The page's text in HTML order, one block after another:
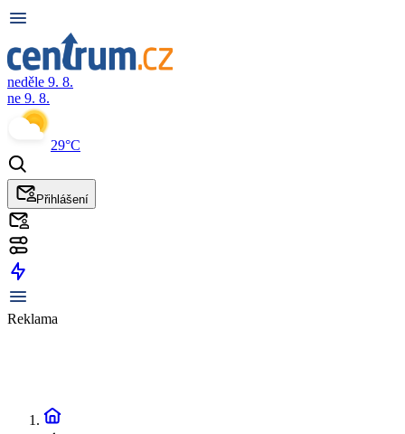
neděle 9. 8.
ne 9. 8.
29°C
Přihlášení
Reklama